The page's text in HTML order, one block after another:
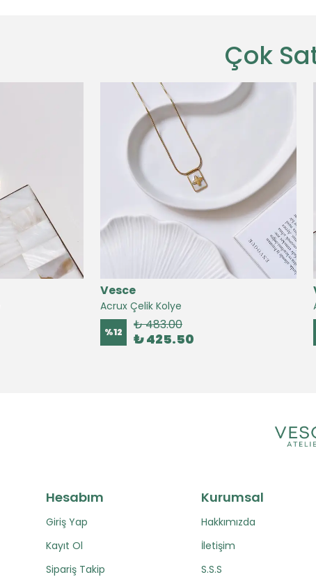
Çok
Vesce
Acrux Çelik Kolye
%12 ₺ 483.00
₺ 425.50
Hesabım
Giriş Yap
Kayıt Ol
Sipariş Takip
Kurumsal
Hakkımızda
İletişim
S.S.S